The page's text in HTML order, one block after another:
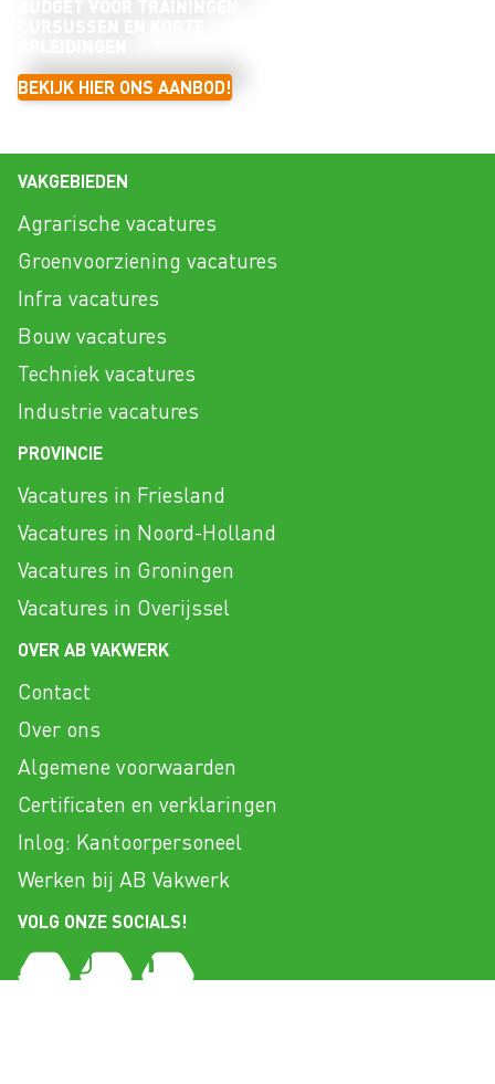
BEKIJK HIER ONS AANBOD!
VAKGEBIEDEN
Agrarische vacatures
Groenvoorziening vacatures
Infra vacatures
Bouw vacatures
Techniek vacatures
Industrie vacatures
PROVINCIE
Vacatures in Friesland
Vacatures in Noord-Holland
Vacatures in Groningen
Vacatures in Overijssel
OVER AB VAKWERK
Contact
Over ons
Algemene voorwaarden
Certificaten en verklaringen
Inlog: Kantoorpersoneel
Werken bij AB Vakwerk
VOLG ONZE SOCIALS!